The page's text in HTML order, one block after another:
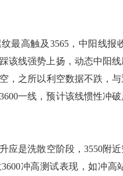
高触及3565，中阳线报
该线强势上扬，动态中阳
，之所以利空数据不跌，
一线，预计该线惯性冲
是洗散空阶段，3550附近
冲高测试表现，如冲